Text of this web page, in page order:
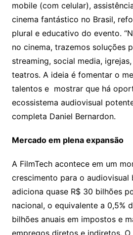
mobile (com celular),
cinema fantástico no Brasil,
plural e educativo do evento.
no cinema, trazemos soluções
streaming, social media,
teatros. A ideia é fomentar o
talentos e mostrar que há
ecossistema audiovisual
completa Daniel Bernardon.
Mercado em plena expansão
A FilmTech acontece em um
crescimento para o audiovisual
adiciona quase R$ 30 bilhões
nacional, o equivalente a 0,5%
bilhões anuais em impostos e